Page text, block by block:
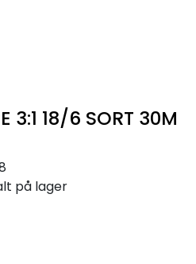
3:1 18/6 SORT 30M
på lager